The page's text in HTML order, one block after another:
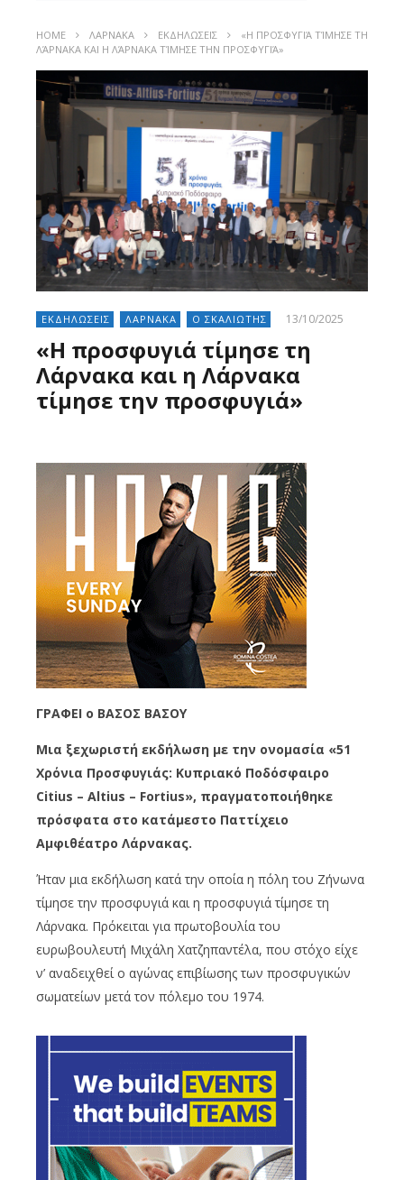
HOME ΛΑΡΝΑΚΑ ΕΚΔΗΛΩΣΕΙΣ
«Η ΠΡΟΣΦΥΓΙΆ ΤΊΜΗΣΕ ΤΗ
ΛΆΡΝΑΚΑ ΚΑΙ Η ΛΆΡΝΑΚΑ ΤΊΜΗΣΕ ΤΗΝ ΠΡΟΣΦΥΓΙΆ»
ΕΚΔΗΛΩΣΕΙΣ ΛΑΡΝΑΚΑ Ο ΣΚΑΛΙΩΤΗΣ 13/10/2025
«Η προσφυγιά τίμησε τη
Λάρνακα και η Λάρνακα
τίμησε την προσφυγιά»
ΓΡΑΦΕΙ o ΒΑΣΟΣ ΒΑΣΟΥ
Μια ξεχωριστή εκδήλωση με την ονομασία «51
Χρόνια Προσφυγιάς: Κυπριακό Ποδόσφαιρο
Citius – Altius – Fortius», πραγματοποιήθηκε
πρόσφατα στο κατάμεστο Παττίχειο
Αμφιθέατρο Λάρνακας.
Ήταν μια εκδήλωση κατά την οποία η πόλη του Ζήνωνα
τίμησε την προσφυγιά και η προσφυγιά τίμησε τη
Λάρνακα. Πρόκειται για πρωτοβουλία του
ευρωβουλευτή Μιχάλη Χατζηπαντέλα, που στόχο είχε
ν’ αναδειχθεί ο αγώνας επιβίωσης των προσφυγικών
σωματείων μετά τον πόλεμο του 1974.